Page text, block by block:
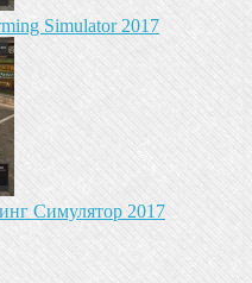
Simulator 2017
Симулятор 2017